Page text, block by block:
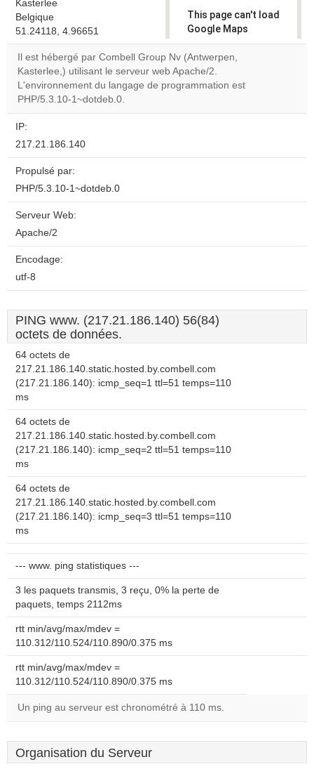
Kasterlee
Belgique
51.24118, 4.96651
This page can't load
Google Maps
correctly.
Do you
own this
Il est hébergé par Combell Group Nv (Antwerpen,
Kasterlee,) utilisant le serveur web Apache/2.
L'environnement du langage de programmation est
PHP/5.3.10-1~dotdeb.0.
IP:
217.21.186.140
Propulsé par:
PHP/5.3.10-1~dotdeb.0
Serveur Web:
Apache/2
Encodage:
utf-8
PING www. (217.21.186.140) 56(84)
octets de données.
64 octets de
217.21.186.140.static.hosted.by.combell.com
(217.21.186.140): icmp_seq=1 ttl=51 temps=110
ms
64 octets de
217.21.186.140.static.hosted.by.combell.com
(217.21.186.140): icmp_seq=2 ttl=51 temps=110
ms
64 octets de
217.21.186.140.static.hosted.by.combell.com
(217.21.186.140): icmp_seq=3 ttl=51 temps=110
ms
--- www. ping statistiques ---
3 les paquets transmis, 3 reçu, 0% la perte de
paquets, temps 2112ms
rtt min/avg/max/mdev =
110.312/110.524/110.890/0.375 ms
rtt min/avg/max/mdev =
110.312/110.524/110.890/0.375 ms
Un ping au serveur est chronométré à 110 ms.
Organisation du Serveur